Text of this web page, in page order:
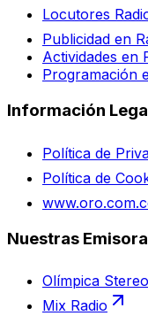
Locutores
Publicidad en
Actividades en
Programación
Información
Política de
Política de
Nuestras
Olímpica Stereo
Mix Radio